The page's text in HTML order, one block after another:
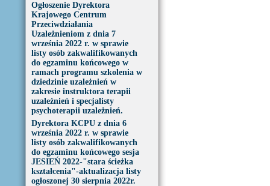
Ogłoszenie Dyrektora
Krajowego Centrum
Przeciwdziałania
Uzależnieniom z dnia 7
września 2022 r. w sprawie
listy osób zakwalifikowanych
do egzaminu końcowego w
ramach programu szkolenia w
dziedzinie uzależnień w
zakresie instruktora terapii
uzależnień i specjalisty
psychoterapii uzależnień.
Dyrektora KCPU z dnia 6
września 2022 r. w sprawie
listy osób zakwalifikowanych
do egzaminu końcowego sesja
JESIEŃ 2022-"stara ścieżka
kształcenia"-aktualizacja listy
ogłoszonej 30 sierpnia 2022r.